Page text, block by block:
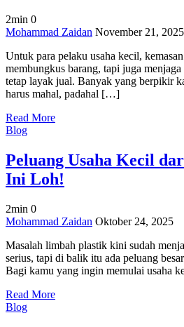
2min 0
on
Hand
Sealer
untuk
Usaha
Ada
Loh!
Mohammad Zaidan November 21, 2025
Untuk para pelaku usaha kecil,
membungkus barang, tapi juga
tetap layak jual. Banyak yang berpikir
harus mahal, padahal […]
Read More
Blog
Peluang Usaha Kecil
Ini Loh!
2min 0
on
Usaha
Kecil
dari
Plastik,
Ini
Mohammad Zaidan Oktober 24, 2025
Masalah limbah plastik kini sudah
serius, tapi di balik itu ada peluang
Bagi kamu yang ingin memulai usaha
Read More
Blog